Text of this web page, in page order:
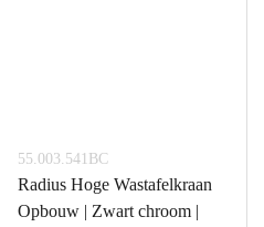
55.003.541BC
Radius Hoge Wastafelkraan
Opbouw | Zwart chroom |